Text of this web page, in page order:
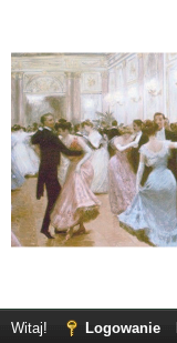
Witaj! Logowanie